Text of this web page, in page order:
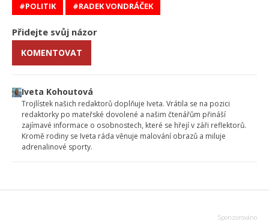
POLITIK RADEK VONDRÁČEK
Přidejte svůj názor
KOMENTOVAT
Iveta Kohoutová
Trojlístek našich redaktorů doplňuje Iveta. Vrátila se na pozici
redaktorky po mateřské dovolené a našim čtenářům přináší
zajímavé informace o osobnostech, které se hřejí v záři reflektorů.
Kromě rodiny se Iveta ráda věnuje malování obrazů a miluje
adrenalinové sporty.